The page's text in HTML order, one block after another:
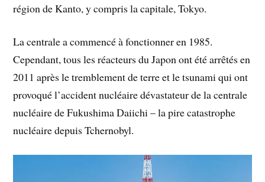
région de Kanto, y compris la capitale, Tokyo.
La centrale a commencé à fonctionner en 1985.
Cependant, tous les réacteurs du Japon ont été arrêtés en
2011 après le tremblement de terre et le tsunami qui ont
provoqué l’accident nucléaire dévastateur de la centrale
nucléaire de Fukushima Daiichi – la pire catastrophe
nucléaire depuis Tchernobyl.